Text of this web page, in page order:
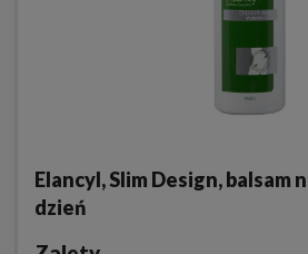
Elancyl, Slim Design, balsam
dzień